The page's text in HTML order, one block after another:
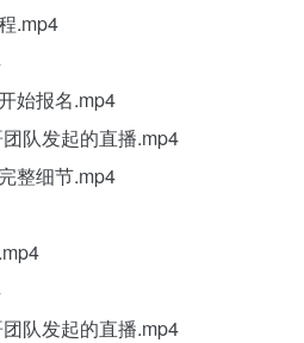
.mp4
始报名.mp4
团队发起的直播.mp4
整细节.mp4
团队发起的直播.mp4